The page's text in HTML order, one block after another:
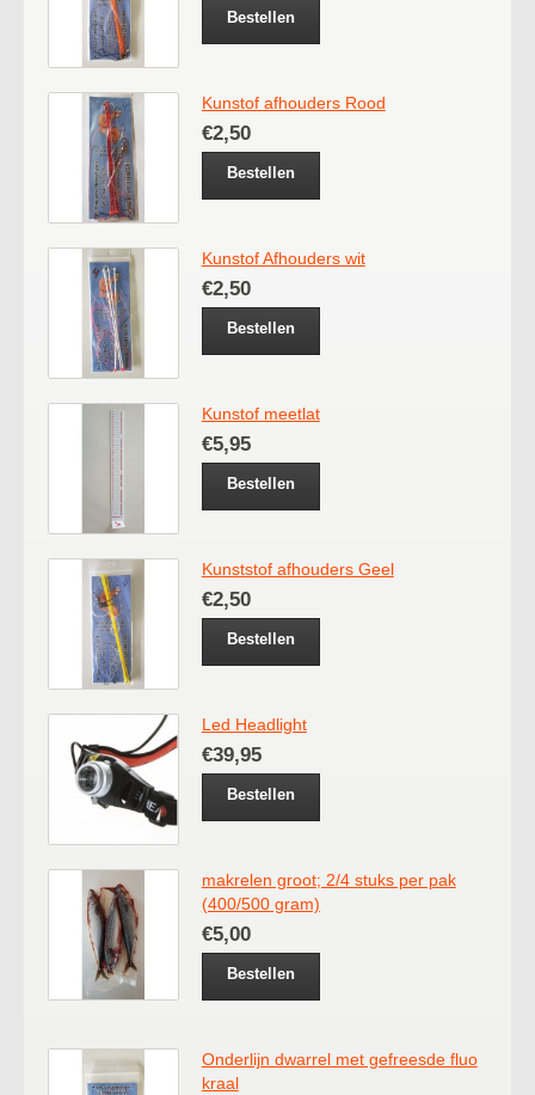
Bestellen
Kunstof afhouders Rood
€2,50
Bestellen
Kunstof Afhouders wit
€2,50
Bestellen
Kunstof meetlat
€5,95
Bestellen
Kunststof afhouders Geel
€2,50
Bestellen
Led Headlight
€39,95
Bestellen
makrelen groot; 2/4 stuks per pak
(400/500 gram)
€5,00
Bestellen
Onderlijn dwarrel met gefreesde fluo
kraal